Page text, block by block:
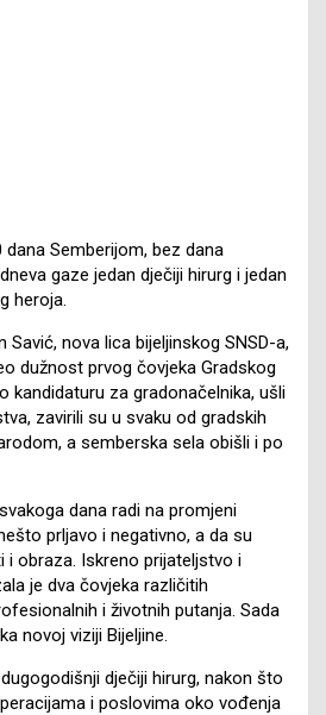
dana Semberijom, bez dana
gaze jedan dječiji hirurg i jedan
heroja.
Savić, nova lica bijeljinskog SNSD-a,
dužnost prvog čovjeka Gradskog
kandidaturu za gradonačelnika, ušli
zavirili su u svaku od gradskih
a semberska sela obišli i po
dana radi na promjeni
prljavo i negativno, a da su
i obraza. Iskreno prijateljstvo i
je dva čovjeka različitih
i životnih putanja. Sada
novoj viziji Bijeljine.
dječiji hirurg, nakon što
i poslovima oko vođenja